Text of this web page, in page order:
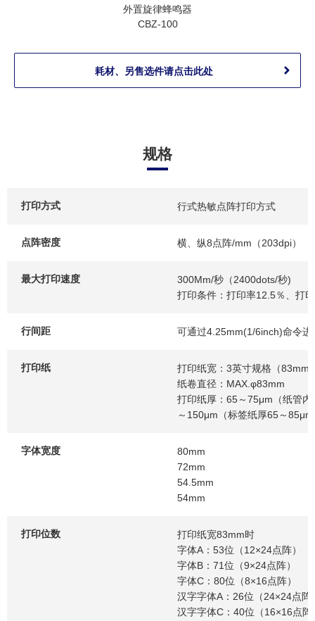
外置旋律蜂鸣器
CBZ-100
耗材、另售选件请点击此处
规格
打印方式 行式热敏点阵打印方式
点阵密度 横、纵8点阵/mm（203dpi）
最大打印速度
300Mm/秒（2400dots/秒)
打印条件：打印率12.5％、打
行间距 可通过4.25mm(1/6inch)命令进
打印纸
打印纸宽：3英寸规格（
纸卷直径：MAX.φ83mm
打印纸厚：65～75μm（纸管
～150μm（标签纸厚65～
字体宽度
80mm
72mm
54.5mm
54mm
打印位数
打印纸宽83mm时
字体A：53位（12×24点阵）
字体B：71位（9×24点阵）
字体C：80位（8×16点阵）
汉字字体A：26位（24×24点阵
汉字字体C：40位（16×16点阵